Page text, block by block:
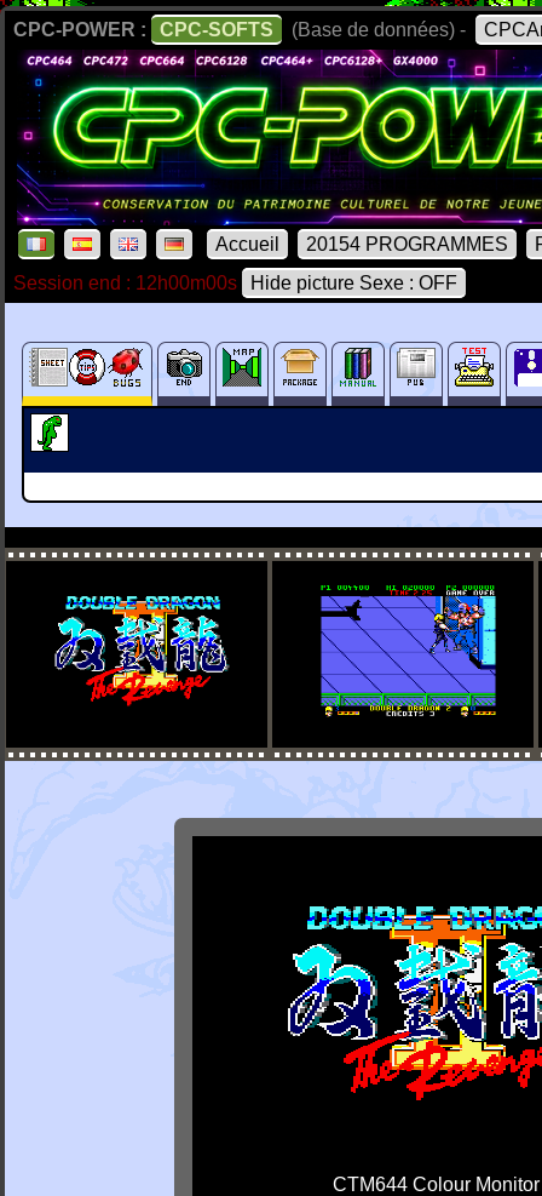
CPC-POWER : CPC-SOFTS (Base de données) -
Accueil 20154 PROGRAMMES
Session end : 12h00m00s
Hide picture Sexe : OFF
CTM644 Colour Monitor